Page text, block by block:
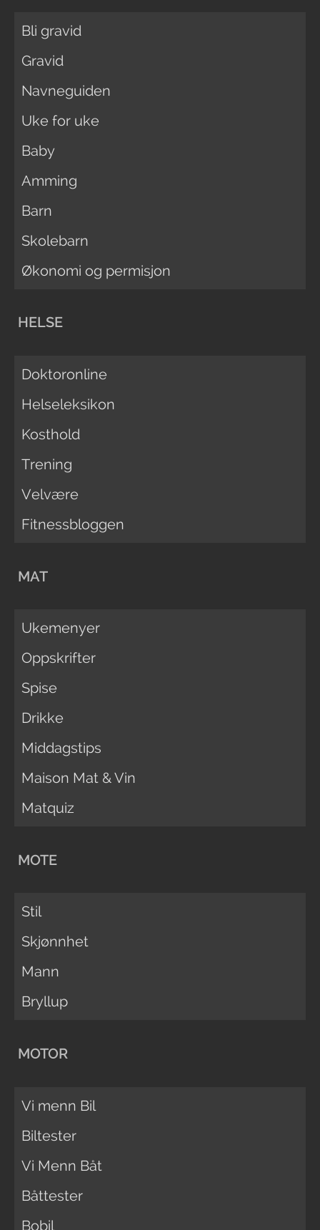
Bli gravid
Gravid
Navneguiden
Uke for uke
Baby
Amming
Barn
Skolebarn
Økonomi og permisjon
HELSE
Doktoronline
Helseleksikon
Kosthold
Trening
Velvære
Fitnessbloggen
MAT
Ukemenyer
Oppskrifter
Spise
Drikke
Middagstips
Maison Mat & Vin
Matquiz
MOTE
Stil
Skjønnhet
Mann
Bryllup
MOTOR
Vi menn Bil
Biltester
Vi Menn Båt
Båttester
Bobil